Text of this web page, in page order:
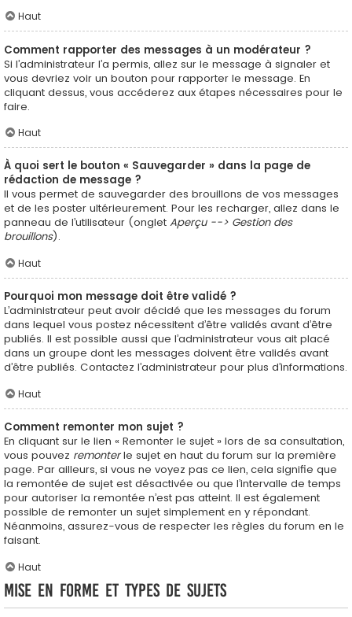
Haut
Comment rapporter des messages à un modérateur ?
Si l’administrateur l’a permis, allez sur le message à signaler et
vous devriez voir un bouton pour rapporter le message. En
cliquant dessus, vous accéderez aux étapes nécessaires pour le
faire.
Haut
À quoi sert le bouton « Sauvegarder » dans la page de
rédaction de message ?
Il vous permet de sauvegarder des brouillons de vos messages
et de les poster ultérieurement. Pour les recharger, allez dans le
panneau de l’utilisateur (onglet Aperçu --> Gestion des
brouillons).
Haut
Pourquoi mon message doit être validé ?
L’administrateur peut avoir décidé que les messages du forum
dans lequel vous postez nécessitent d’être validés avant d’être
publiés. Il est possible aussi que l’administrateur vous ait placé
dans un groupe dont les messages doivent être validés avant
d’être publiés. Contactez l’administrateur pour plus d’informations.
Haut
Comment remonter mon sujet ?
En cliquant sur le lien « Remonter le sujet » lors de sa consultation,
vous pouvez remonterle sujet en haut du forum sur la première
page. Par ailleurs, si vous ne voyez pas ce lien, cela signifie que
la remontée de sujet est désactivée ou que l’intervalle de temps
pour autoriser la remontée n’est pas atteint. Il est également
possible de remonter un sujet simplement en y répondant.
Néanmoins, assurez-vous de respecter les règles du forum en le
faisant.
Haut
Mise en forme et types de sujets